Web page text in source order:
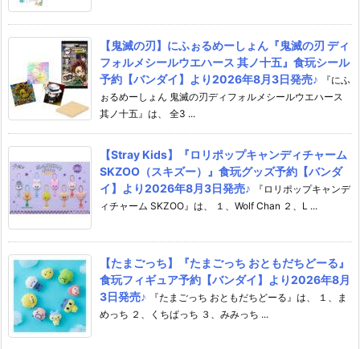
【鬼滅の刃】にふぉるめーしょん『鬼滅の刃 ディ
フォルメシールウエハース 其ノ十五』食玩シール
予約【バンダイ】より2026年8月3日発売♪
『にふ
ぉるめーしょん 鬼滅の刃ディフォルメシールウエハース
其ノ十五』は、 全3 ...
【Stray Kids】『ロリポップキャンディチャーム
SKZOO（スキズー）』食玩グッズ予約【バンダ
イ】より2026年8月3日発売♪
『ロリポップキャンデ
ィチャーム SKZOO』は、 １、Wolf Chan ２、L ...
【たまごっち】『たまごっち おともだちどーる』
食玩フィギュア予約【バンダイ】より2026年8月
3日発売♪
『たまごっち おともだちどーる』は、 １、ま
めっち ２、くちぱっち ３、みみっち ...